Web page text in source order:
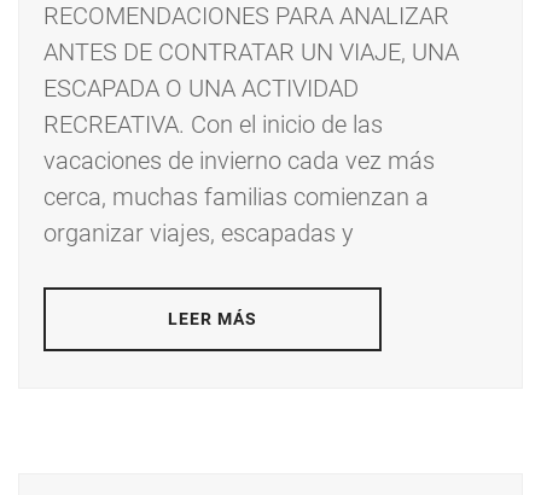
RECOMENDACIONES PARA ANALIZAR
ANTES DE CONTRATAR UN VIAJE, UNA
ESCAPADA O UNA ACTIVIDAD
RECREATIVA. Con el inicio de las
vacaciones de invierno cada vez más
cerca, muchas familias comienzan a
organizar viajes, escapadas y
LEER MÁS